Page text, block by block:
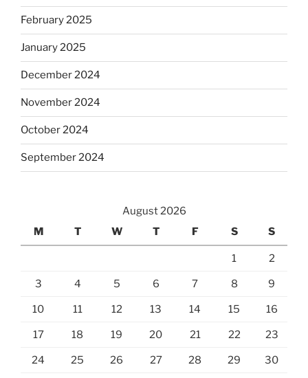
February 2025
January 2025
December 2024
November 2024
October 2024
September 2024
August 2026
M
T W T F S S
1 2
3 4 5 6 7 8 9
10 11 12 13 14 15 16
17 18 19 20 21 22 23
24 25 26 27 28 29 30